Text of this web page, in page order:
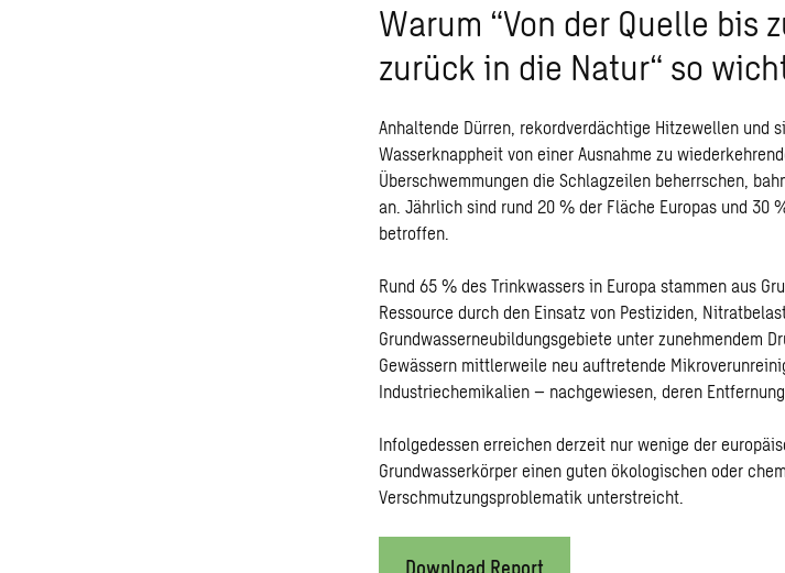
Warum “Von der Quelle bis
zurück in die Natur“ so
Anhaltende Dürren, rekordverdächtige Hitzewellen und
Wasserknappheit von einer Ausnahme zu
Überschwemmungen die Schlagzeilen beherrschen,
an. Jährlich sind rund 20 % der Fläche Europas und 30
betroffen.
Rund 65 % des Trinkwassers in Europa stammen aus
Ressource durch den Einsatz von Pestiziden,
Grundwasserneubildungsgebiete unter zunehmendem
Gewässern mittlerweile neu auftretende
Industriechemikalien – nachgewiesen, deren
Infolgedessen erreichen derzeit nur wenige der
Grundwasserkörper einen guten ökologischen oder
Verschmutzungsproblematik unterstreicht.
Download Report